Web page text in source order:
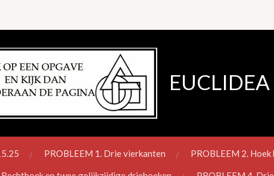
PROBLEEM 1. Drie vierkanten PROBLEEM 2.